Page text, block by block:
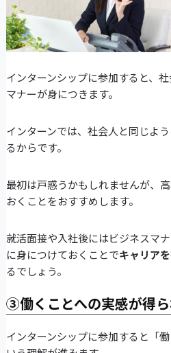
インターンシップに参加すると、
マナーが身につきます。
インターンでは、社会人と同じよ
るからです。
最初は戸惑うかもしれませんが、
おくことをおすすめします。
就活面接や入社後にはビジネスマ
に身につけておくことでキャリア
るでしょう。
③働くことへの実感が得
インターンシップに参加すると「